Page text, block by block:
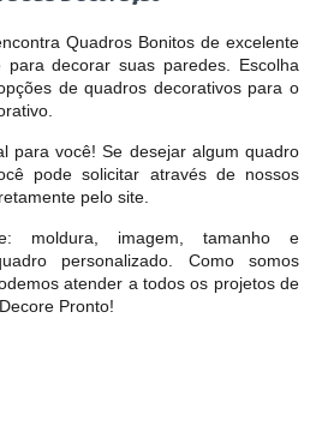
Quadros Bonitos de excelente
para decorar suas paredes. Escolha
de quadros decorativos para o
para você! Se desejar algum quadro
pode solicitar através de nossos
pelo site.
moldura, imagem, tamanho e
personalizado. Como somos
atender a todos os projetos de
Pronto!